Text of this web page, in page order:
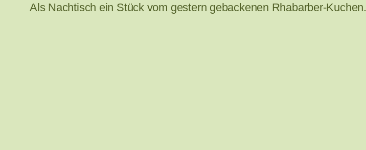
Als Nachtisch ein Stück vom gestern gebackenen Rhabarber-Kuchen.